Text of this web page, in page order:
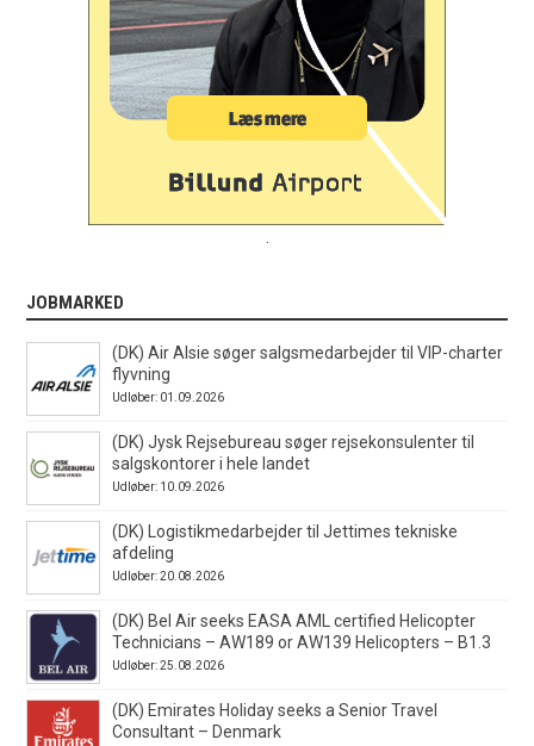
JOBMARKED
(DK) Air Alsie søger salgsmedarbejder til VIP-charter
flyvning
Udløber: 01.09.2026
(DK) Jysk Rejsebureau søger rejsekonsulenter til
salgskontorer i hele landet
Udløber: 10.09.2026
(DK) Logistikmedarbejder til Jettimes tekniske
afdeling
Udløber: 20.08.2026
(DK) Bel Air seeks EASA AML certified Helicopter
Technicians – AW189 or AW139 Helicopters – B1.3
Udløber: 25.08.2026
(DK) Emirates Holiday seeks a Senior Travel
Consultant – Denmark